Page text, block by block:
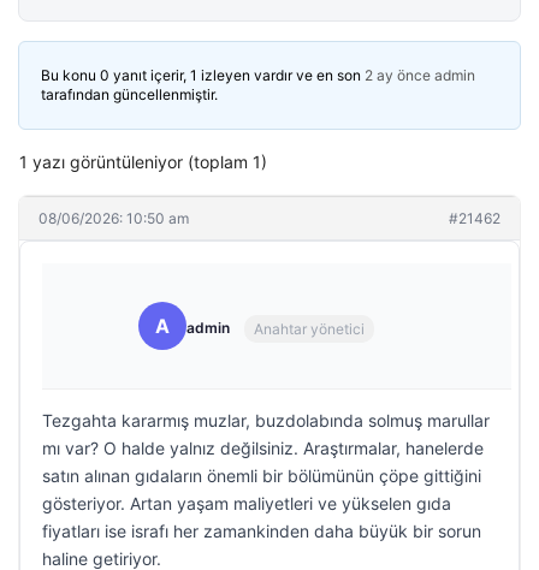
Bu konu 0 yanıt içerir, 1 izleyen vardır ve en son 2 ay önce admin
tarafından güncellenmiştir.
1 yazı görüntüleniyor (toplam 1)
08/06/2026: 10:50 am #21462
A admin Anahtar yönetici
Tezgahta kararmış muzlar, buzdolabında solmuş marullar
mı var? O halde yalnız değilsiniz. Araştırmalar, hanelerde
satın alınan gıdaların önemli bir bölümünün çöpe gittiğini
gösteriyor. Artan yaşam maliyetleri ve yükselen gıda
fiyatları ise israfı her zamankinden daha büyük bir sorun
haline getiriyor.